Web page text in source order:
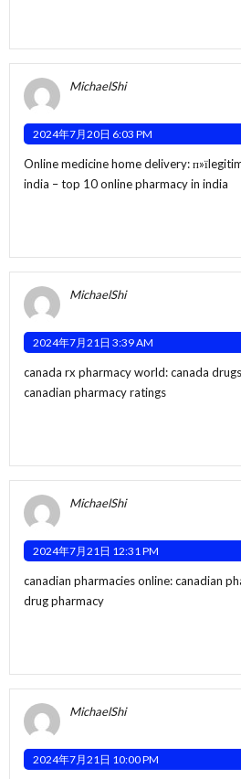
MichaelShi
2024年7月20日 6:03 PM
Online medicine home delivery:
india – top 10 online pharmacy in india
MichaelShi
2024年7月21日 3:39 AM
canada rx pharmacy world:canada
canadian pharmacy ratings
MichaelShi
2024年7月21日 12:31 PM
canadian pharmacies online:canadian
drug pharmacy
MichaelShi
2024年7月21日 10:00 PM